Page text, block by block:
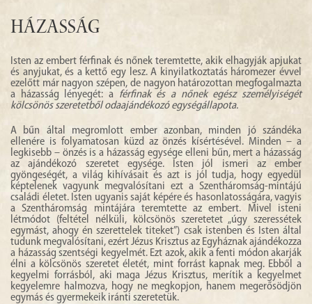
Házasság
Isten az embert férfinak és nőnek teremtette, akik elhagyják apjukat
és anyjukat, és a kettő egy lesz. A kinyilatkoztatás háromezer évvel
ezelőtt már nagyon szépen, de nagyon határozottan megfogalmazta
a házasság lényegét: a férfinak és a nőnek egész személyiségét
kölcsönös szeretetből odaajándékozó egységállapota.
A bűn által megromlott ember azonban, minden jó szándéka
ellenére is folyamatosan küzd az önzés kísértésével. Minden – a
legkisebb – önzés is a házasság egysége elleni bűn, mert a házasság
az ajándékozó szeretet egysége. Isten jól ismeri az ember
gyöngeségét, a világ kihívásait és azt is jól tudja, hogy egyedül
képtelenek vagyunk megvalósítani ezt a Szentháromság-mintájú
családi életet. Isten ugyanis saját képére és hasonlatosságára, vagyis
a Szentháromság mintájára teremtette az embert. Mivel isteni
létmódot (feltétel nélküli, kölcsönös szeretetet „úgy szeressétek
egymást, ahogy én szerettelek titeket”) csak istenben és Isten által
tudunk megvalósítani, ezért Jézus Krisztus az Egyháznak ajándékozza
a házasság szentségi kegyelmét. Ezt azok, akik a fenti módon akarják
élni a kölcsönös szeretet életét, mint forrást kapnak meg. Ebből a
kegyelmi forrásból, aki maga Jézus Krisztus, merítik a kegyelmet
kegyelemre halmozva, hogy ne megkopjon, hanem megerősödjön
egymás és gyermekeik iránti szeretetük.